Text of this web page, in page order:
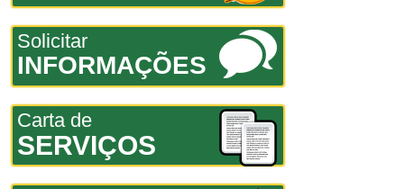
Solicitar
INFORMAÇÕES
Carta de
SERVIÇOS